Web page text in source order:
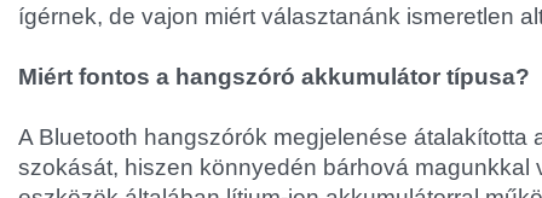
ígérnek, de vajon miért választanánk ismeretlen
Miért fontos a hangszóró akkumulátor típusa?
A Bluetooth hangszórók megjelenése átalakította
szokását, hiszen könnyedén bárhová magunkkal